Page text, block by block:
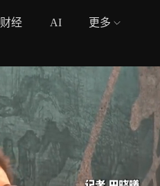
财经 AI 更多